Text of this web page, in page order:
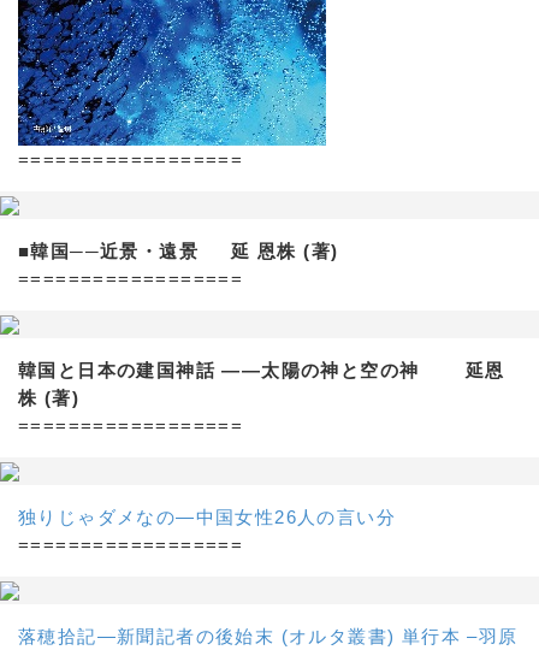
==================
■韓国──近景・遠景 延 恩株 (著)
==================
韓国と日本の建国神話 ——太陽の神と空の神 延恩
株 (著)
==================
独りじゃダメなの―中国女性26人の言い分
==================
落穂拾記―新聞記者の後始末 (オルタ叢書) 単行本 –羽原